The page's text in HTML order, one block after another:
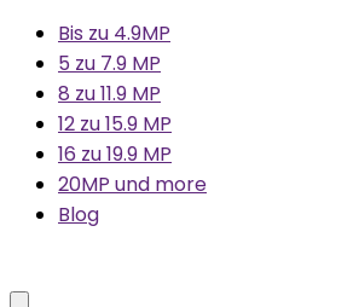
Bis zu 4.9MP
5 zu 7.9 MP
8 zu 11.9 MP
12 zu 15.9 MP
16 zu 19.9 MP
20MP und more
Blog